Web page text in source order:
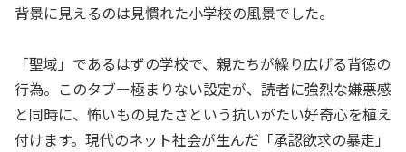
背景に見えるのは見慣れた小学校の風景でした。
「聖域」であるはずの学校で、親たちが繰り広げる背徳の
行為。このタブー極まりない設定が、読者に強烈な嫌悪感
と同時に、怖いもの見たさという抗いがたい好奇心を植え
付けます。現代のネット社会が生んだ「承認欲求の暴走」